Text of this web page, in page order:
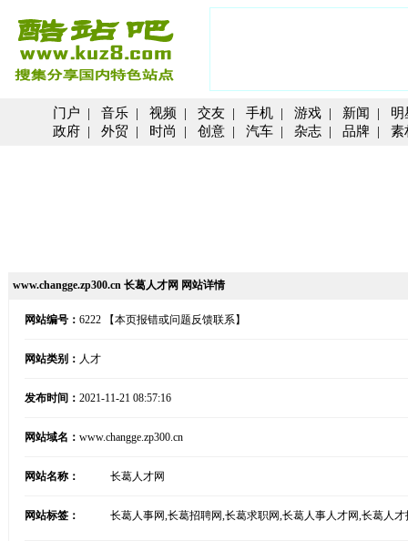
门户 | 音乐 | 视频 | 交友 | 手机 | 游戏 | 新闻 | 明
政府 | 外贸 | 时尚 | 创意 | 汽车 | 杂志 | 品牌 | 素
www.changge.zp300.cn 长葛人才网 网站详情
网站编号： 6222 【本页报错或问题反馈联系】
网站类别： 人才
发布时间： 2021-11-21 08:57:16
网站域名： www.changge.zp300.cn
网站名称： 长葛人才网
网站标签： 长葛人事网,长葛招聘网,长葛求职网,长葛人事人才网,长葛人才